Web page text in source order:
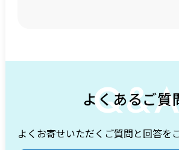
よくあるご質
よくお寄せいただくご質問と回答を